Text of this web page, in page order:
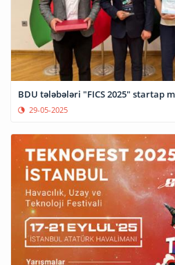
BDU tələbələri "FICS 2025" startap
29-05-2025